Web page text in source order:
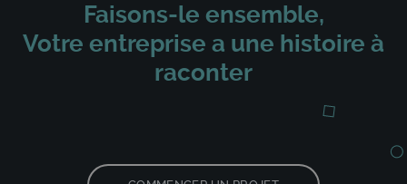
Faisons-le ensemble,
Votre entreprise a une histoire à
raconter